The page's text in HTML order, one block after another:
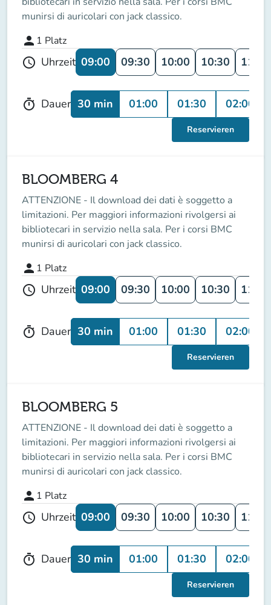
munirsi di auricolari con jack classico.
person 1 Platz
schedule Uhrzeit 09:00 09:30 10:00 10:30 11:00
timer Dauer 30 min 01:00 01:30 02:00
Reservieren
BLOOMBERG 4
ATTENZIONE - Il download dei dati è soggetto a
limitazioni. Per maggiori informazioni rivolgersi ai
bibliotecari in servizio nella sala. Per i corsi BMC
munirsi di auricolari con jack classico.
person 1 Platz
schedule Uhrzeit 09:00 09:30 10:00 10:30 11:00
timer Dauer 30 min 01:00 01:30 02:00
Reservieren
BLOOMBERG 5
ATTENZIONE - Il download dei dati è soggetto a
limitazioni. Per maggiori informazioni rivolgersi ai
bibliotecari in servizio nella sala. Per i corsi BMC
munirsi di auricolari con jack classico.
person 1 Platz
schedule Uhrzeit 09:00 09:30 10:00 10:30 11:00
timer Dauer 30 min 01:00 01:30 02:00
Reservieren